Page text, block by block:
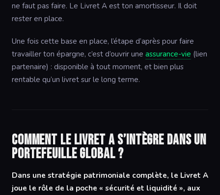
ne faut pas faire. Le Livret A est ton amortisseur. Il doit
rester en place.
Une fois cette base en place, l’étape d’après pour faire
travailler ton épargne, c’est d’ouvrir une assurance-vie (lien
partenaire) : disponible à tout moment, et bien plus
rentable qu’un livret sur le long terme.
Comment le Livret A s’intègre dans un
portefeuille global ?
Dans une stratégie patrimoniale complète, le Livret A
joue le rôle de la poche « sécurité et liquidité », aux